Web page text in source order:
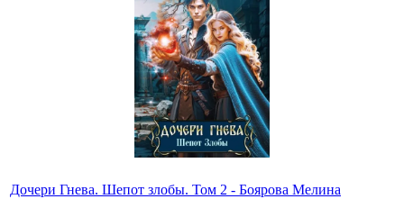
Дочери Гнева. Шепот злобы. Том 2 - Боярова Мелина